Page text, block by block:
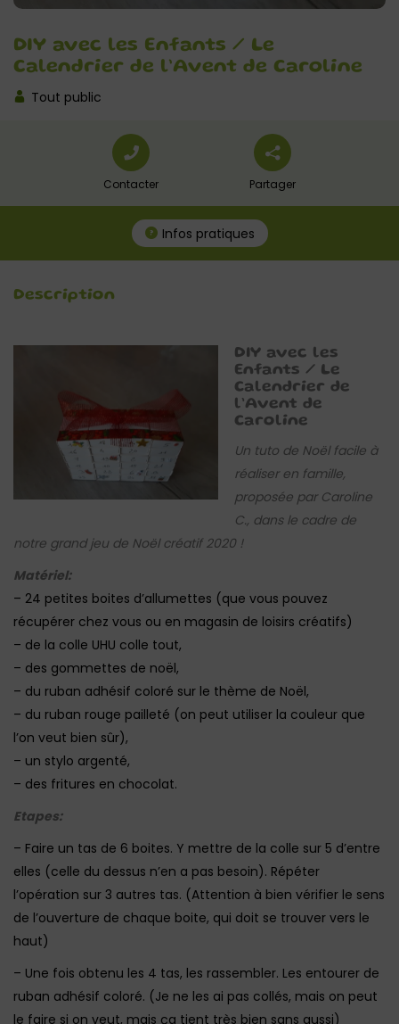
DIY avec les Enfants / Le
Calendrier de l’Avent de Caroline
Tout public
Contacter Partager
Infos pratiques
Description
DIY avec les
Enfants / Le
Calendrier de
l’Avent de
Caroline
Un tuto de Noël facile à
réaliser en famille,
proposée par Caroline
C., dans le cadre de
notre grand jeu de Noël créatif 2020 !
Matériel:
– 24 petites boites d’allumettes (que vous pouvez
récupérer chez vous ou en magasin de loisirs créatifs)
– de la colle UHU colle tout,
– des gommettes de noël,
– du ruban adhésif coloré sur le thème de Noël,
– du ruban rouge pailleté (on peut utiliser la couleur que
l’on veut bien sûr),
– un stylo argenté,
– des fritures en chocolat.
Etapes:
– Faire un tas de 6 boites. Y mettre de la colle sur 5 d’entre
elles (celle du dessus n’en a pas besoin). Répéter
l’opération sur 3 autres tas. (Attention à bien vérifier le sens
de l’ouverture de chaque boite, qui doit se trouver vers le
haut)
– Une fois obtenu les 4 tas, les rassembler. Les entourer de
ruban adhésif coloré. (Je ne les ai pas collés, mais on peut
le faire si on veut, mais ça tient très bien sans aussi)